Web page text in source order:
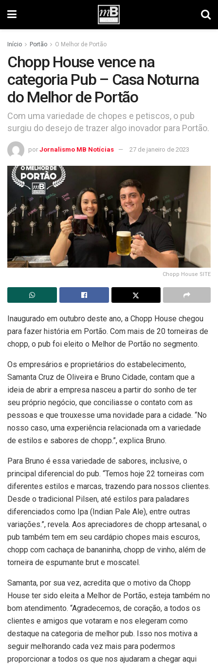
Início Portão O Melhor de Portão
Chopp House vence na
categoria Pub – Casa Noturna
do Melhor de Portão
Com uma variedade de chopes e petiscos, o pub
surgiu do desejo de trazer algo inovador para Portão.
por Jornalismo MB Notícias 27 de janeiro de 2023
Chopp House SITE
Inaugurado em outubro deste ano, a Chopp House chegou
para fazer história em Portão. Com mais de 20 torneiras de
chopp, o pub foi eleito o Melhor de Portão no segmento.
Os empresários e proprietários do estabelecimento,
Samanta Cruz de Oliveira e Bruno Cidade, contam que a
ideia de abrir a empresa nasceu a partir do sonho de ter
seu próprio negócio, que conciliasse o contato com as
pessoas e que trouxesse uma novidade para a cidade. “No
nosso caso, uma experiência relacionada om a variedade
de estilos e sabores de chopp.”, explica Bruno.
Para Bruno é essa variedade de sabores, inclusive, o
principal diferencial do pub. “Temos hoje 22 torneiras com
diferentes estilos e marcas, trazendo para nossos clientes.
Desde o tradicional Pilsen, até estilos para paladares
diferenciados como Ipa (Indian Pale Ale), entre outras
variações.”, revela. Aos apreciadores de chopp artesanal, o
pub também tem em seu cardápio chopes mais escuros,
chopp com cachaça de bananinha, chopp de vinho, além de
torneira de espumante brut e moscatel.
Samanta, por sua vez, acredita que o motivo da Chopp
House ter sido eleita a Melhor de Portão, esteja também no
bom atendimento. “Agradecemos, de coração, a todos os
clientes e amigos que votaram e nos elegeram como
destaque na categoria de melhor pub. Isso nos motiva a
seguir melhorando cada vez mais para podermos
proporcionar a todos os que nos ajudaram a chegar aqui